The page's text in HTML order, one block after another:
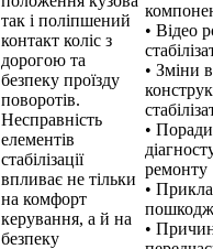
так і поліпшений
контакт коліс з
дорогою та
безпеку проїзду
поворотів.
Несправність
елементів
стабілізації
впливає не тільки
на комфорт
керування, а й на
безпеку
• Відео
• Зміни в
•
ремонту
•
•